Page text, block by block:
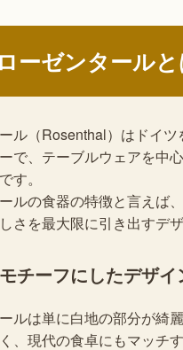
ローゼンタールと
ル（Rosenthal）はドイツ
で、テーブルウェアを中
す。
ルの食器の特徴と言えば
さを最大限に引き出すデザ
チーフにしたデザイ
ルは単に白地の部分が綺
、現代の食卓にもマッチ